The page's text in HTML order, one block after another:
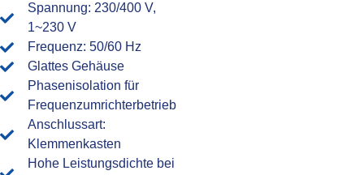
Spannung: 230/400 V,
1~230 V
Frequenz: 50/60 Hz
Glattes Gehäuse
Phasenisolation für
Frequenzumrichterbetrieb
Anschlussart:
Klemmenkasten
Hohe Leistungsdichte bei